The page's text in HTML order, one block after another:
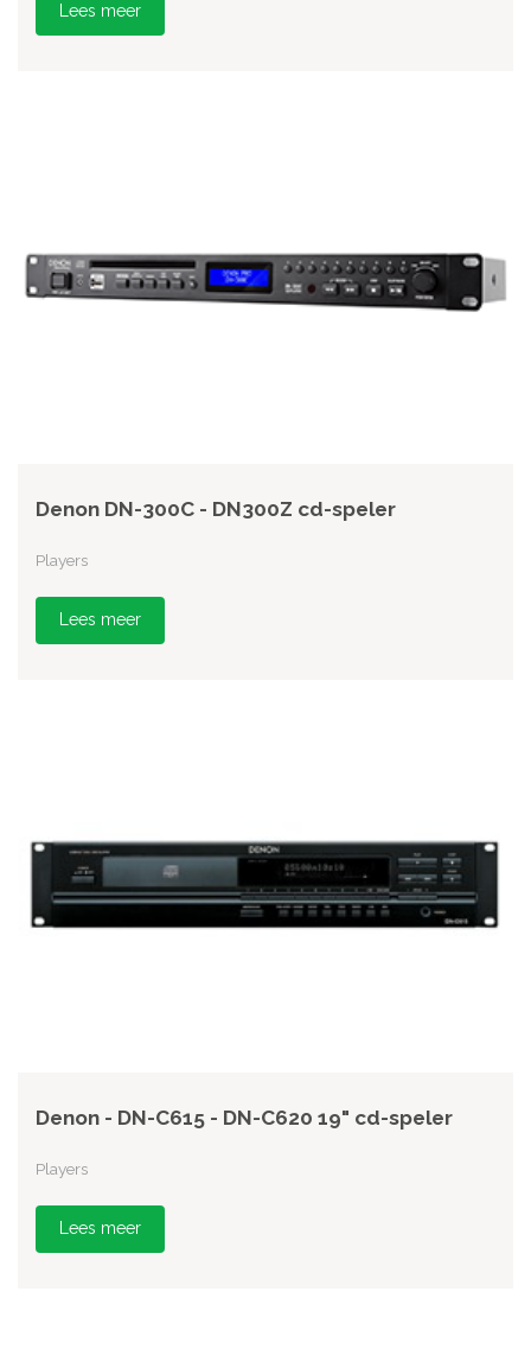
Lees meer
Denon DN-300C - DN300Z cd-speler
Players
Lees meer
Denon - DN-C615 - DN-C620 19" cd-speler
Players
Lees meer